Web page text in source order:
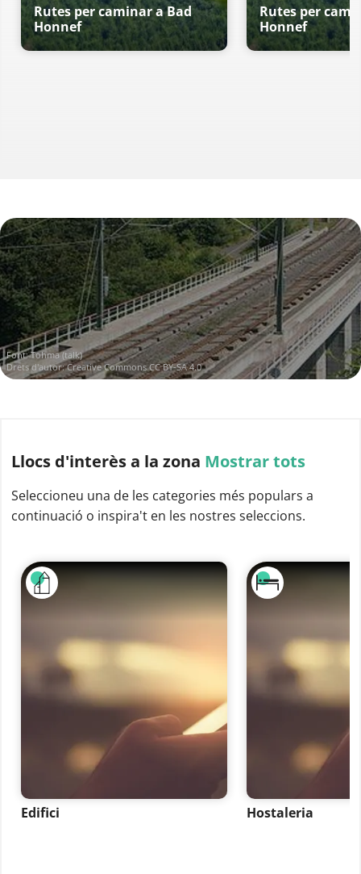
Rutes per caminar a Bad
Honnef
Rutes per
Honnef
Font:Tohma (talk)
Drets d'autor:Creative Commons CC BY-SA 4.0
Llocs d'interèsa la zona Mostrar tots
Seleccioneu una de les categories més populars a
continuació o inspira't en les nostres seleccions.
Edifici Hostaleria